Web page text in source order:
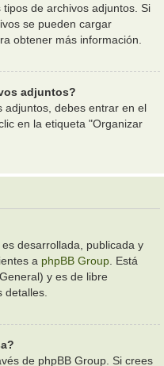
de archivos adjuntos. Si
se pueden cargar
obtener más información.
adjuntos?
adjuntos, debes entrar en el
en la etiqueta "Organizar
desarrollada, publicada y
a phpBB Group . Está
y es de libre
detalles.
de phpBB Group. Si crees